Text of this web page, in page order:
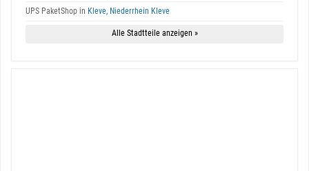
UPS PaketShop in Kleve, Niederrhein Kleve
Alle Stadtteile anzeigen »